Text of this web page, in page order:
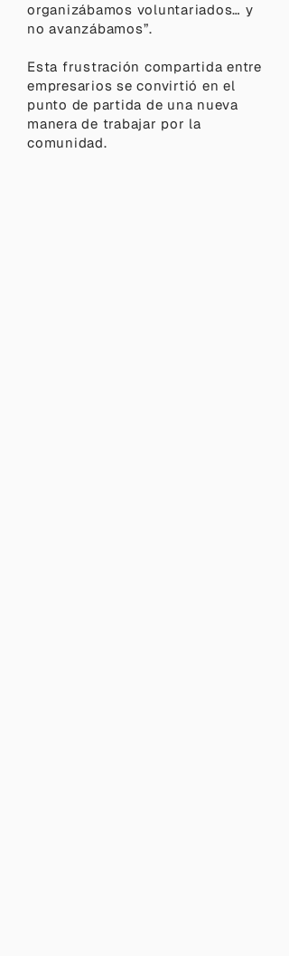
organizábamos voluntariados… y
no avanzábamos”.
Esta frustración compartida entre
empresarios se convirtió en el
punto de partida de una nueva
manera de trabajar por la
comunidad.